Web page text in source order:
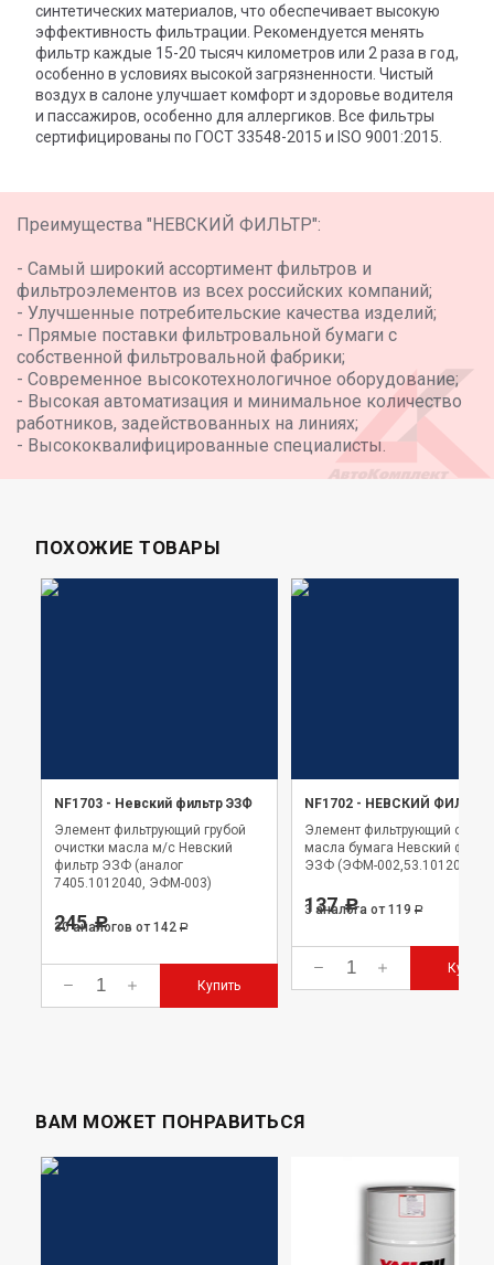
синтетических материалов, что обеспечивает высокую
эффективность фильтрации. Рекомендуется менять
фильтр каждые 15-20 тысяч километров или 2 раза в год,
особенно в условиях высокой загрязненности. Чистый
воздух в салоне улучшает комфорт и здоровье водителя
и пассажиров, особенно для аллергиков. Все фильтры
сертифицированы по ГОСТ 33548-2015 и ISO 9001:2015.
Преимущества "НЕВСКИЙ ФИЛЬТР":
- Самый широкий ассортимент фильтров и
фильтроэлементов из всех российских компаний;
- Улучшенные потребительские качества изделий;
- Прямые поставки фильтровальной бумаги с
собственной фильтровальной фабрики;
- Современное высокотехнологичное оборудование;
- Высокая автоматизация и минимальное количество
работников, задействованных на линиях;
- Высококвалифицированные специалисты.
ПОХОЖИЕ ТОВАРЫ
NF1703 - Невский фильтр ЭЗФ
Элемент фильтрующий грубой
очистки масла м/с Невский
фильтр ЭЗФ (аналог
7405.1012040, ЭФМ-003)
245 Р
30 аналогов от 142 Р
Купить
NF1702 - НЕВСКИЙ ФИЛЬТР
Элемент фильтрующий
масла бумага Невский
ЭЗФ (ЭФМ-002,53.1012040)
137 Р
3 аналога от 119 Р
Купить
ВАМ МОЖЕТ ПОНРАВИТЬСЯ